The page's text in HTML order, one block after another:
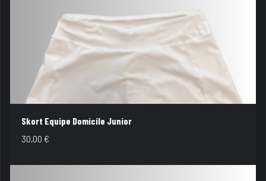
Skort Equipe Domicile Junior
30,00€